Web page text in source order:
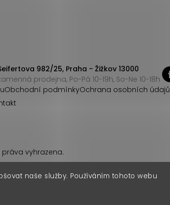
naše služby. Používáním tohoto webu
982/25, Praha - Žižkov 13000
prodejna, Po-Pá 10-19h, So-Ne 10-18h
Obchodní podmínkyOchrana osobních údajů
práva vyhrazena.